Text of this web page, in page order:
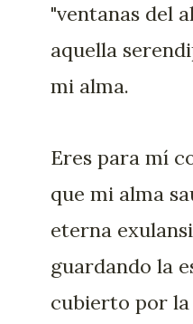
"ventanas del
aquella
mi alma.
Eres para mí
que mi alma
eterna
guardando la
cubierto por